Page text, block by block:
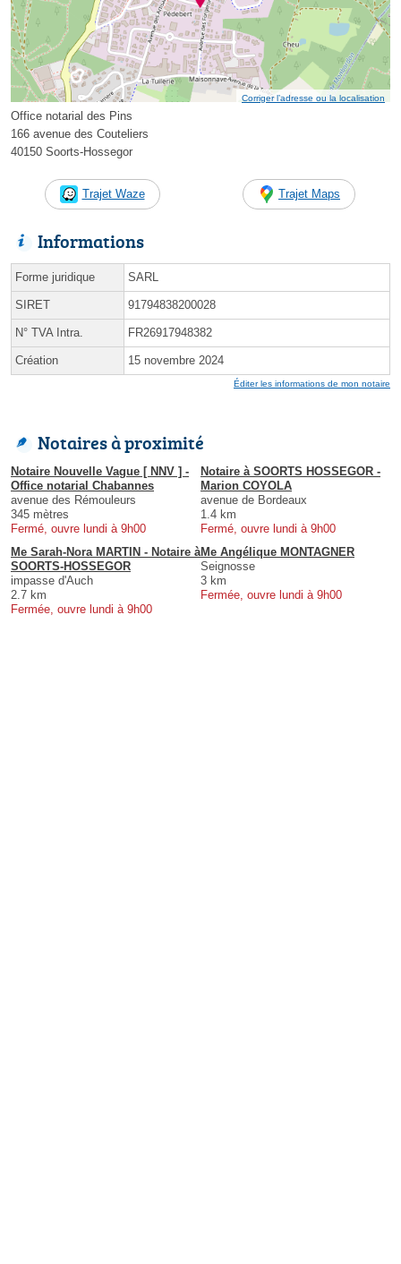
Corriger l’adresse ou la localisation
Office notarial des Pins
166 avenue des Couteliers
40150 Soorts-Hossegor
Trajet Waze Trajet Maps
Informations
Forme juridique SARL
SIRET 91794838200028
N° TVA Intra. FR26917948382
Création 15 novembre 2024
Éditer les informations de mon notaire
Notaires à proximité
Notaire Nouvelle Vague [ NNV ] -
Office notarial Chabannes
avenue des Rémouleurs
345 mètres
Fermé, ouvre lundi à 9h00
Notaire à SOORTS HOSSEGOR -
Marion COYOLA
avenue de Bordeaux
1.4 km
Fermé, ouvre lundi à 9h00
Me Sarah-Nora MARTIN - Notaire à
SOORTS-HOSSEGOR
impasse d'Auch
2.7 km
Fermée, ouvre lundi à 9h00
Me Angélique MONTAGNER
Seignosse
3 km
Fermée, ouvre lundi à 9h00